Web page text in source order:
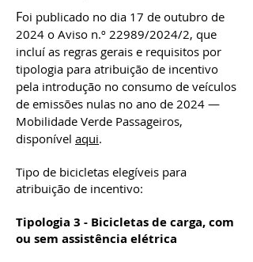
Foi publicado no dia 17 de outubro de
2024 o Aviso n.º 22989/2024/2, que
incluí as regras gerais e requisitos por
tipologia para atribuição de incentivo
pela introdução no consumo de veículos
de emissões nulas no ano de 2024 ―
Mobilidade Verde Passageiros,
disponível aqui.
Tipo de bicicletas elegíveis para
atribuição de incentivo:
Tipologia 3 - Bicicletas de carga, com
ou sem assistência elétrica